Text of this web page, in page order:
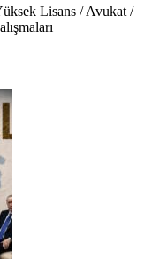
Lisans / Avukat /